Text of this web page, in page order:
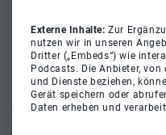
Externe Inhalte:Zur
nutzen wir in unseren
Dritter („Embeds“) wie
Podcasts. Die Anbieter,
und Dienste beziehen,
Gerät speichern oder
Daten erheben und